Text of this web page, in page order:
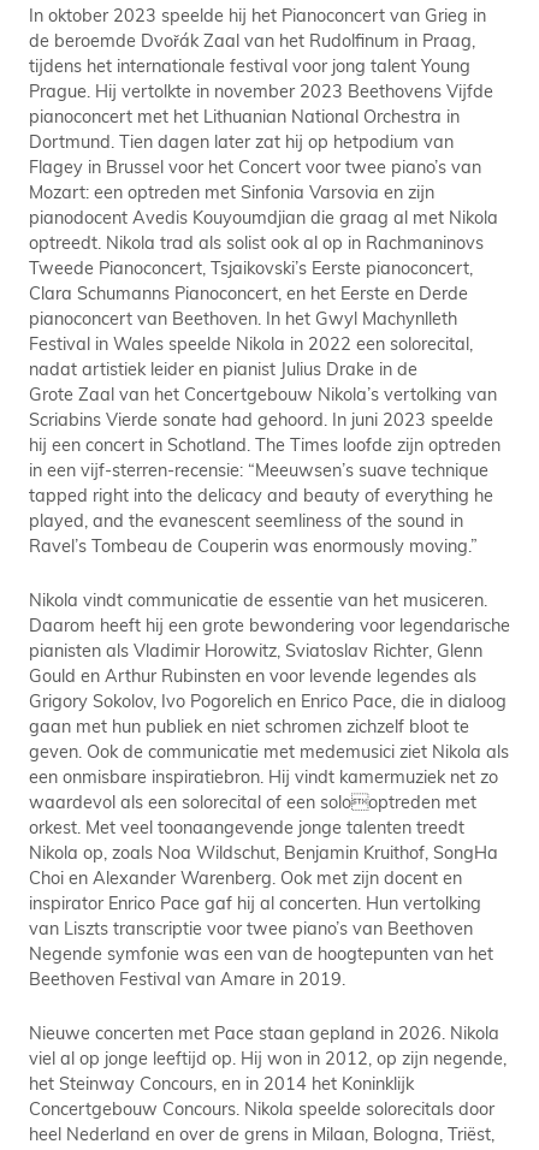
In oktober 2023 speelde hij het Pianoconcert van Grieg in
de beroemde Dvořák Zaal van het Rudolfinum in Praag,
tijdens het internationale festival voor jong talent Young
Prague. Hij vertolkte in november 2023 Beethovens Vijfde
pianoconcert met het Lithuanian National Orchestra in
Dortmund. Tien dagen later zat hij op hetpodium van
Flagey in Brussel voor het Concert voor twee piano’s van
Mozart: een optreden met Sinfonia Varsovia en zijn
pianodocent Avedis Kouyoumdjian die graag al met Nikola
optreedt. Nikola trad als solist ook al op in Rachmaninovs
Tweede Pianoconcert, Tsjaikovski’s Eerste pianoconcert,
Clara Schumanns Pianoconcert, en het Eerste en Derde
pianoconcert van Beethoven. In het Gwyl Machynlleth
Festival in Wales speelde Nikola in 2022 een solorecital,
nadat artistiek leider en pianist Julius Drake in de
Grote Zaal van het Concertgebouw Nikola’s vertolking van
Scriabins Vierde sonate had gehoord. In juni 2023 speelde
hij een concert in Schotland. The Times loofde zijn optreden
in een vijf-sterren-recensie: “Meeuwsen’s suave technique
tapped right into the delicacy and beauty of everything he
played, and the evanescent seemliness of the sound in
Ravel’s Tombeau de Couperin was enormously moving.”
Nikola vindt communicatie de essentie van het musiceren.
Daarom heeft hij een grote bewondering voor legendarische
pianisten als Vladimir Horowitz, Sviatoslav Richter, Glenn
Gould en Arthur Rubinsten en voor levende legendes als
Grigory Sokolov, Ivo Pogorelich en Enrico Pace, die in dialoog
gaan met hun publiek en niet schromen zichzelf bloot te
geven. Ook de communicatie met medemusici ziet Nikola als
een onmisbare inspiratiebron. Hij vindt kamermuziek net zo
waardevol als een solorecital of een solooptreden met
orkest. Met veel toonaangevende jonge talenten treedt
Nikola op, zoals Noa Wildschut, Benjamin Kruithof, SongHa
Choi en Alexander Warenberg. Ook met zijn docent en
inspirator Enrico Pace gaf hij al concerten. Hun vertolking
van Liszts transcriptie voor twee piano’s van Beethoven
Negende symfonie was een van de hoogtepunten van het
Beethoven Festival van Amare in 2019.
Nieuwe concerten met Pace staan gepland in 2026. Nikola
viel al op jonge leeftijd op. Hij won in 2012, op zijn negende,
het Steinway Concours, en in 2014 het Koninklijk
Concertgebouw Concours. Nikola speelde solorecitals door
heel Nederland en over de grens in Milaan, Bologna, Triëst,